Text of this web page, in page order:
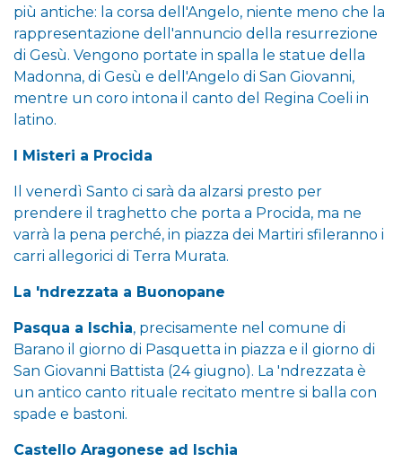
più antiche: la corsa dell'Angelo, niente meno che la
rappresentazione dell'annuncio della resurrezione
di Gesù. Vengono portate in spalla le statue della
Madonna, di Gesù e dell'Angelo di San Giovanni,
mentre un coro intona il canto del Regina Coeli in
latino.
I Misteri a Procida
Il venerdì Santo ci sarà da alzarsi presto per
prendere il traghetto che porta a Procida, ma ne
varrà la pena perché, in piazza dei Martiri sfileranno i
carri allegorici di Terra Murata.
La 'ndrezzata a Buonopane
Pasqua a Ischia, precisamente nel comune di
Barano il giorno di Pasquetta in piazza e il giorno di
San Giovanni Battista (24 giugno). La 'ndrezzata è
un antico canto rituale recitato mentre si balla con
spade e bastoni.
Castello Aragonese ad Ischia